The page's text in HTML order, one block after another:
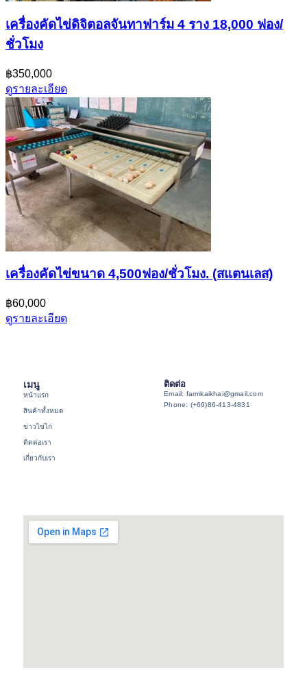
เครื่องคัดไข่ดิจิตอลจันทาฟาร์ม 4 ราง 18,000 ฟอง/
ชั่วโมง
฿350,000
ดูรายละเอียด
เครื่องคัดไข่ขนาด 4,500ฟอง/ชั่วโมง. (สแตนเลส)
฿60,000
ดูรายละเอียด
เมนู
หน้าแรก
สินค้าทั้งหมด
ข่าวไข่ไก่
ติดต่อเรา
เกี่ยวกับเรา
ติดต่อ
Email: farmkaikhai@gmail.com
Phone: (+66)86-413-4831